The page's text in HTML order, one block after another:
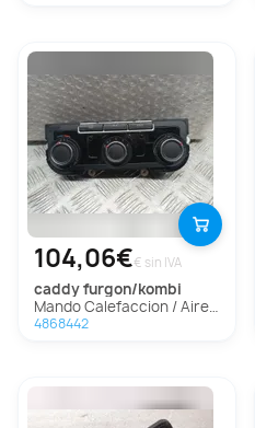
104,06€€ sin IVA
caddy furgon/kombi
Mando Calefaccion / Aire Acondicionado para Volkswagen Caddy Furgón/Kombi
4868442